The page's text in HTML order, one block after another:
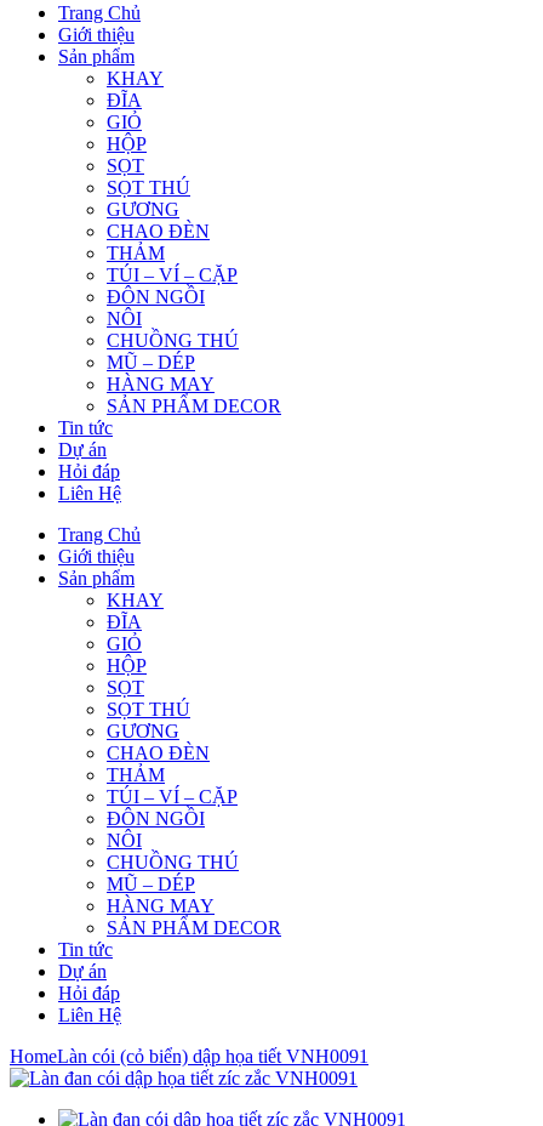
Trang Chủ
Giới thiệu
Sản phẩm
KHAY
ĐĨA
GIỎ
HỘP
SỌT
SỌT THÚ
GƯƠNG
CHAO ĐÈN
THẢM
TÚI – VÍ – CẶP
ĐÔN NGỒI
NÔI
CHUỒNG THÚ
MŨ – DÉP
HÀNG MAY
SẢN PHẨM DECOR
Tin tức
Dự án
Hỏi đáp
Liên Hệ
Trang Chủ
Giới thiệu
Sản phẩm
KHAY
ĐĨA
GIỎ
HỘP
SỌT
SỌT THÚ
GƯƠNG
CHAO ĐÈN
THẢM
TÚI – VÍ – CẶP
ĐÔN NGỒI
NÔI
CHUỒNG THÚ
MŨ – DÉP
HÀNG MAY
SẢN PHẨM DECOR
Tin tức
Dự án
Hỏi đáp
Liên Hệ
HomeLàn cói (cỏ biển) dập họa tiết VNH0091